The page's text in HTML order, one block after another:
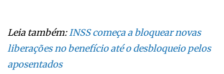
Leia também:INSS começa a bloquear novas
liberações no benefício até o desbloqueio pelos
aposentados